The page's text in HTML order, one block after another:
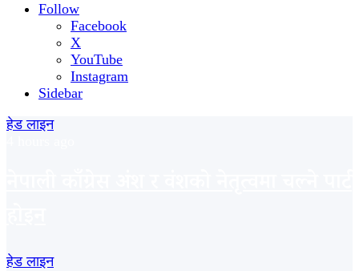
Follow
Facebook
X
YouTube
Instagram
Sidebar
हेड लाइन
हेड लाइन